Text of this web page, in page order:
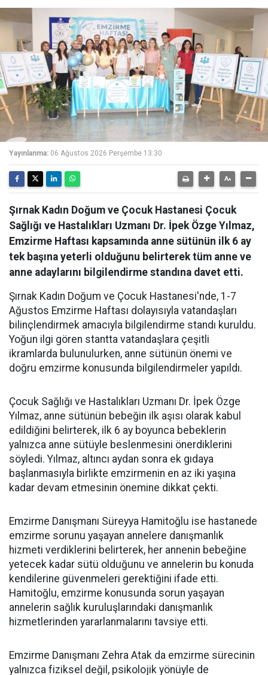
Yayınlanma: 06 Ağustos 2026 Perşembe 13:30
Şırnak Kadın Doğum ve Çocuk Hastanesi Çocuk
Sağlığı ve Hastalıkları Uzmanı Dr. İpek Özge Yılmaz,
Emzirme Haftası kapsamında anne sütünün ilk 6 ay
tek başına yeterli olduğunu belirterek tüm anne ve
anne adaylarını bilgilendirme standına davet etti.
Şırnak Kadın Doğum ve Çocuk Hastanesi'nde, 1-7
Ağustos Emzirme Haftası dolayısıyla vatandaşları
bilinçlendirmek amacıyla bilgilendirme standı kuruldu.
Yoğun ilgi gören stantta vatandaşlara çeşitli
ikramlarda bulunulurken, anne sütünün önemi ve
doğru emzirme konusunda bilgilendirmeler yapıldı.
Çocuk Sağlığı ve Hastalıkları Uzmanı Dr. İpek Özge
Yılmaz, anne sütünün bebeğin ilk aşısı olarak kabul
edildiğini belirterek, ilk 6 ay boyunca bebeklerin
yalnızca anne sütüyle beslenmesini önerdiklerini
söyledi. Yılmaz, altıncı aydan sonra ek gıdaya
başlanmasıyla birlikte emzirmenin en az iki yaşına
kadar devam etmesinin önemine dikkat çekti.
Emzirme Danışmanı Süreyya Hamitoğlu ise hastanede
emzirme sorunu yaşayan annelere danışmanlık
hizmeti verdiklerini belirterek, her annenin bebeğine
yetecek kadar sütü olduğunu ve annelerin bu konuda
kendilerine güvenmeleri gerektiğini ifade etti.
Hamitoğlu, emzirme konusunda sorun yaşayan
annelerin sağlık kuruluşlarındaki danışmanlık
hizmetlerinden yararlanmalarını tavsiye etti.
Emzirme Danışmanı Zehra Atak da emzirme sürecinin
yalnızca fiziksel değil, psikolojik yönüyle de